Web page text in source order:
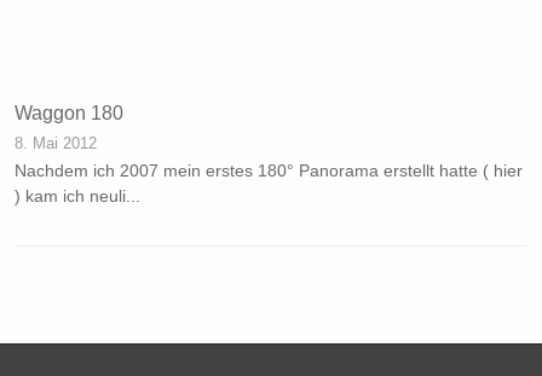
Waggon 180
8. Mai 2012
Nachdem ich 2007 mein erstes 180° Panorama erstellt hatte ( hier
) kam ich neuli...